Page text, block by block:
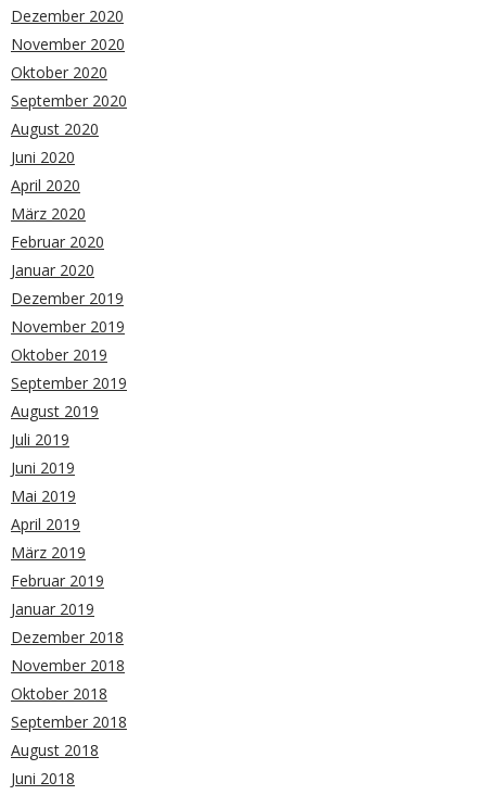
Dezember 2020
November 2020
Oktober 2020
September 2020
August 2020
Juni 2020
April 2020
März 2020
Februar 2020
Januar 2020
Dezember 2019
November 2019
Oktober 2019
September 2019
August 2019
Juli 2019
Juni 2019
Mai 2019
April 2019
März 2019
Februar 2019
Januar 2019
Dezember 2018
November 2018
Oktober 2018
September 2018
August 2018
Juni 2018